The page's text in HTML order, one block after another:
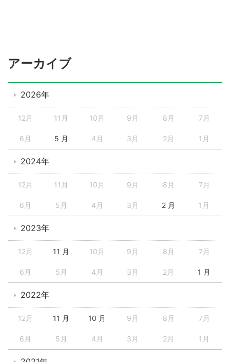
アーカイブ
2026年
12月 11月 10月 9月 8月 7月
6月 5 月 4月 3月 2月 1月
2024年
12月 11月 10月 9月 8月 7月
6月 5月 4月 3月 2 月 1月
2023年
12月 11 月 10月 9月 8月 7月
6月 5月 4月 3月 2月 1 月
2022年
12月 11 月 10 月 9月 8月 7月
6月 5月 4月 3月 2月 1月